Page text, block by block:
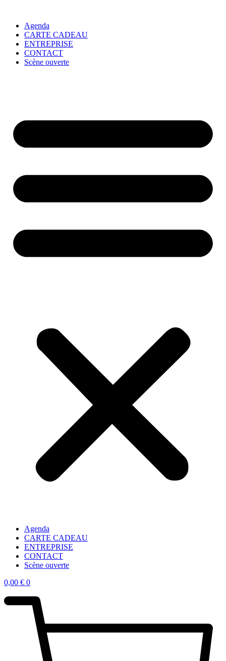
Agenda
CARTE CADEAU
ENTREPRISE
CONTACT
Scène ouverte
Agenda
CARTE CADEAU
ENTREPRISE
CONTACT
Scène ouverte
0,00 € 0